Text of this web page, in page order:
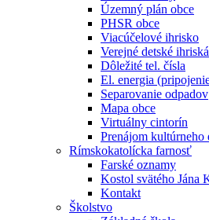
Územný plán obce
PHSR obce
Viacúčelové ihrisko
Verejné detské
Dôležité tel. čísla
El. energia
Separovanie odpadov
Mapa obce
Virtuálny cintorín
Prenájom kultúrneho
Rímskokatolícka farnosť
Farské oznamy
Kostol svätého Jána
Kontakt
Školstvo